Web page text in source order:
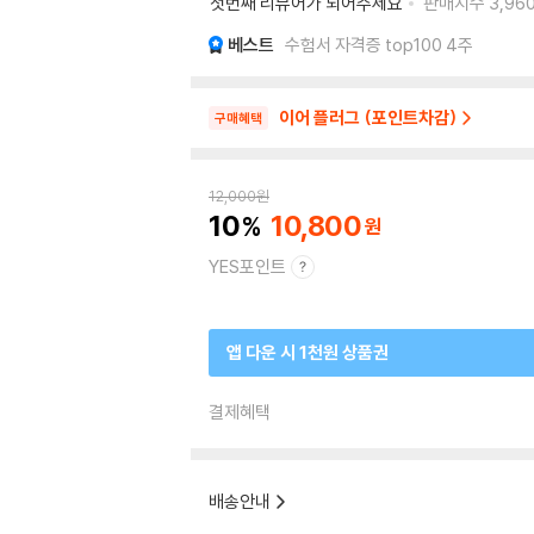
베스트 수험서 자격증 top100 4주
구매혜택 이어 플러그 (포인트차감)
12,000원
10 10,800
YES포인트
앱 다운 시 1천원 상품권
결제혜택
배송안내